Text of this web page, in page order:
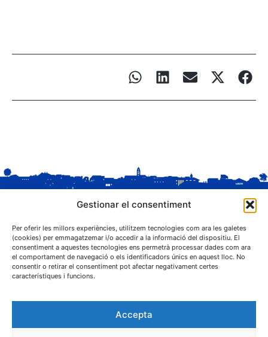
Gestionar el consentiment
Per oferir les millors experiències, utilitzem tecnologies com ara les galetes
(cookies) per emmagatzemar i/o accedir a la informació del dispositiu. El
consentiment a aquestes tecnologies ens permetrà processar dades com ara
el comportament de navegació o els identificadors únics en aquest lloc. No
consentir o retirar el consentiment pot afectar negativament certes
característiques i funcions.
Accepta
C. Sant Josep, 1
25243 El Palau d'Anglesola (Pla d'Urgell)